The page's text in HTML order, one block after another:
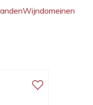
Wijndomeinen